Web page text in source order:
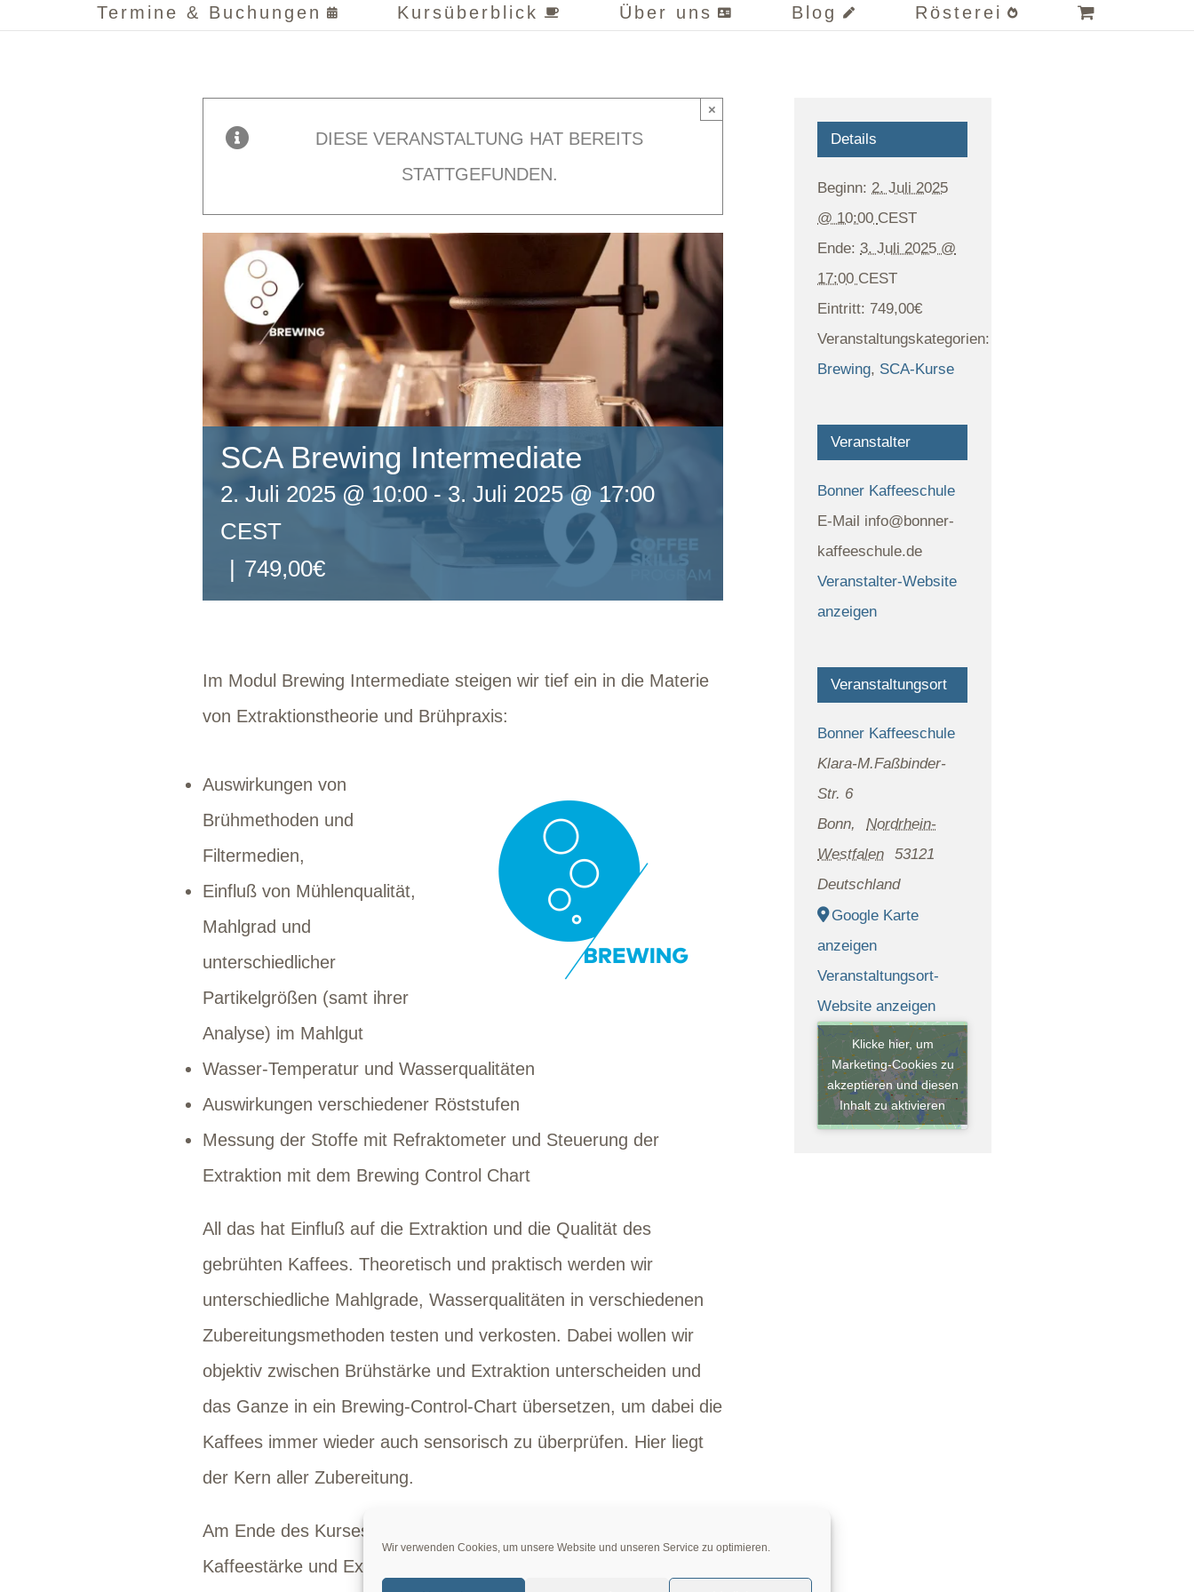
Wir verwenden Cookies, um unsere Website und unseren Service zu optimieren.
Termine & Buchungen Kursüberblick Über uns Blog Rösterei
DIESE VERANSTALTUNG HAT BEREITS
STATTGEFUNDEN.
×
SCA Brewing Intermediate
2. Juli 2025 @ 10:00 -3. Juli 2025 @ 17:00
CEST
| 749,00€
Im Modul Brewing Intermediate steigen wir tief ein in die Materie
von Extraktionstheorie und Brühpraxis:
Auswirkungen von
Brühmethoden und
Filtermedien,
Einfluß von Mühlenqualität,
Mahlgrad und
unterschiedlicher
Partikelgrößen (samt ihrer
Analyse) im Mahlgut
Wasser-Temperatur und Wasserqualitäten
Auswirkungen verschiedener Röststufen
Messung der Stoffe mit Refraktometer und Steuerung der
Extraktion mit dem Brewing Control Chart
All das hat Einfluß auf die Extraktion und die Qualität des
gebrühten Kaffees. Theoretisch und praktisch werden wir
unterschiedliche Mahlgrade, Wasserqualitäten in verschiedenen
Zubereitungsmethoden testen und verkosten. Dabei wollen wir
objektiv zwischen Brühstärke und Extraktion unterscheiden und
das Ganze in ein Brewing-Control-Chart übersetzen, um dabei die
Kaffees immer wieder auch sensorisch zu überprüfen. Hier liegt
der Kern aller Zubereitung.
Am Ende des Kurses haben wir gelernt, wie man wissenschaftlich
Kaffeestärke und Extraktion misst und in ein Extraktions-
Details
Beginn: 2. Juli 2025
@ 10:00 CEST
Ende: 3. Juli 2025 @
17:00 CEST
Eintritt: 749,00€
Veranstaltungskategorien:
Brewing, SCA-Kurse
Veranstalter
Bonner Kaffeeschule
E-Mail info@bonner-
kaffeeschule.de
Veranstalter-Website
anzeigen
Veranstaltungsort
Bonner Kaffeeschule
Klara-M.Faßbinder-
Str. 6
Bonn,
Nordrhein-
Westfalen
53121
Deutschland
Google Karte
anzeigen
Veranstaltungsort-
Website anzeigen
Klicke hier, um
Marketing-Cookies zu
akzeptieren und diesen
Inhalt zu aktivieren